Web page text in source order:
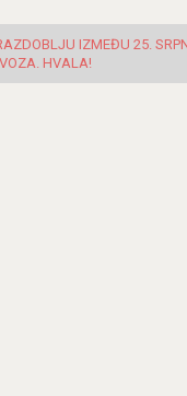
IZMEĐU 25.
HVALA!